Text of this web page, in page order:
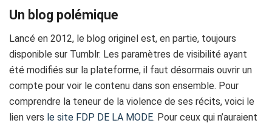
Un blog polémique
Lancé en 2012, le blog originel est, en partie, toujours
disponible sur Tumblr. Les paramètres de visibilité ayant
été modifiés sur la plateforme, il faut désormais ouvrir un
compte pour voir le contenu dans son ensemble. Pour
comprendre la teneur de la violence de ses récits, voici le
lien vers le site FDP DE LA MODE. Pour ceux qui n’auraient